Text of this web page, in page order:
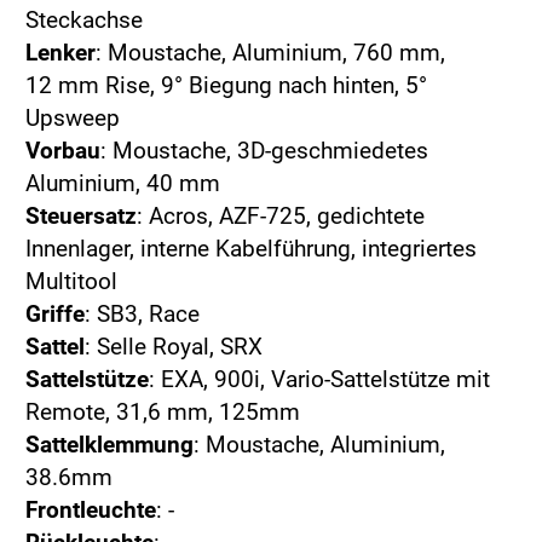
Steckachse
Lenker: Moustache, Aluminium, 760 mm,
12 mm Rise, 9° Biegung nach hinten, 5°
Upsweep
Vorbau: Moustache, 3D-geschmiedetes
Aluminium, 40 mm
Steuersatz: Acros, AZF-725, gedichtete
Innenlager, interne Kabelführung, integriertes
Multitool
Griffe: SB3, Race
Sattel: Selle Royal, SRX
Sattelstütze: EXA, 900i, Vario-Sattelstütze mit
Remote, 31,6 mm, 125mm
Sattelklemmung: Moustache, Aluminium,
38.6mm
Frontleuchte: -